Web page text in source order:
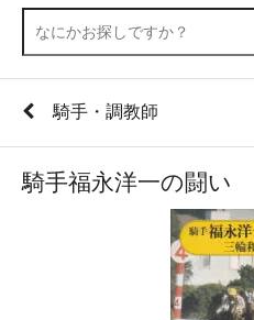
騎手・調教師
騎手福永洋一の闘い